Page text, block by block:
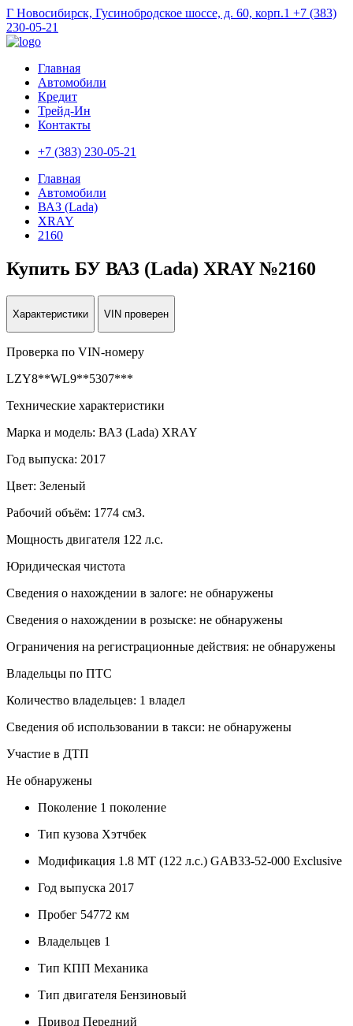
Г Новосибирск, Гусинобродское шоссе, д. 60, корп.1 +7 (383)
230-05-21
Главная
Автомобили
Кредит
Трейд-Ин
Контакты
+7 (383) 230-05-21
Главная
Автомобили
ВАЗ (Lada)
XRAY
2160
Купить БУ ВАЗ (Lada) XRAY №2160
Характеристики VIN проверен
Проверка по VIN-номеру
LZY8**WL9**5307***
Технические характеристики
Марка и модель: ВАЗ (Lada) XRAY
Год выпуска: 2017
Цвет: Зеленый
Рабочий объём: 1774 см3.
Мощность двигателя 122 л.с.
Юридическая чистота
Сведения о нахождении в залоге: не обнаружены
Сведения о нахождении в розыске: не обнаружены
Ограничения на регистрационные действия: не обнаружены
Владельцы по ПТС
Количество владельцев: 1 владел
Сведения об использовании в такси: не обнаружены
Участие в ДТП
Не обнаружены
Поколение 1 поколение
Тип кузова Хэтчбек
Модификация 1.8 MT (122 л.с.) GAB33-52-000 Exclusive
Год выпуска 2017
Пробег 54772 км
Владельцев 1
Тип КПП Механика
Тип двигателя Бензиновый
Привод Передний